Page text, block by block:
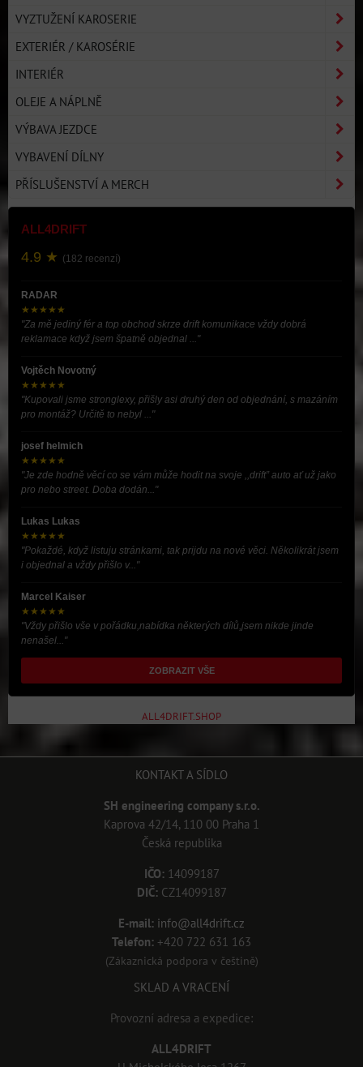
VYZTUŽENÍ KAROSERIE
EXTERIÉR / KAROSÉRIE
INTERIÉR
OLEJE A NÁPLNĚ
VÝBAVA JEZDCE
VYBAVENÍ DÍLNY
PŘÍSLUŠENSTVÍ A MERCH
ALL4DRIFT
4.9 ★ (182 recenzí)
RADAR
★★★★★
"Za mě jediný fér a top obchod skrze drift komunikace vždy dobrá
reklamace když jsem špatně objednal ..."
Vojtěch Novotný
★★★★★
"Kupovali jsme stronglexy, přišly asi druhý den od objednání, s mazáním
pro montáž? Určitě to nebyl ..."
josef helmich
★★★★★
"Je zde hodně věcí co se vám může hodit na svoje ,,drift” auto ať už jako
pro nebo street. Doba dodán..."
Lukas Lukas
★★★★★
"Pokaždé, když listuju stránkami, tak prijdu na nové věci. Několikrát jsem
i objednal a vždy přišlo v..."
Marcel Kaiser
★★★★★
"Vždy přišlo vše v pořádku,nabídka některých dílů,jsem nikde jinde
nenašel..."
ZOBRAZIT VŠE
ALL4DRIFT.SHOP
KONTAKT A SÍDLO
SH engineering company s.r.o.
Kaprova 42/14, 110 00 Praha 1
Česká republika
IČO:14099187
DIČ:CZ14099187
E-mail: info@all4drift.cz
Telefon: +420 722 631 163
(Zákaznická podpora v češtině)
SKLAD A VRACENÍ
Provozní adresa a expedice:
ALL4DRIFT